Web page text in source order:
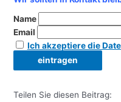
Name
Email
Ich akzeptiere die
Teilen Sie diesen Beitrag: